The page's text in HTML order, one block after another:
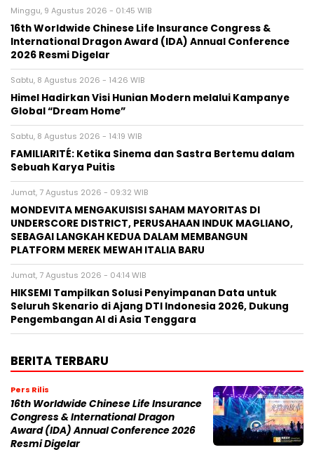
Minggu, 9 Agustus 2026 - 01:45 WIB
16th Worldwide Chinese Life Insurance Congress &
International Dragon Award (IDA) Annual Conference
2026 Resmi Digelar
Sabtu, 8 Agustus 2026 - 14:26 WIB
Himel Hadirkan Visi Hunian Modern melalui Kampanye
Global “Dream Home”
Sabtu, 8 Agustus 2026 - 14:19 WIB
FAMILIARITÉ: Ketika Sinema dan Sastra Bertemu dalam
Sebuah Karya Puitis
Jumat, 7 Agustus 2026 - 09:32 WIB
MONDEVITA MENGAKUISISI SAHAM MAYORITAS DI
UNDERSCORE DISTRICT, PERUSAHAAN INDUK MAGLIANO,
SEBAGAI LANGKAH KEDUA DALAM MEMBANGUN
PLATFORM MEREK MEWAH ITALIA BARU
Jumat, 7 Agustus 2026 - 04:14 WIB
HIKSEMI Tampilkan Solusi Penyimpanan Data untuk
Seluruh Skenario di Ajang DTI Indonesia 2026, Dukung
Pengembangan AI di Asia Tenggara
BERITA TERBARU
Pers Rilis
16th Worldwide Chinese Life Insurance
Congress & International Dragon
Award (IDA) Annual Conference 2026
Resmi Digelar